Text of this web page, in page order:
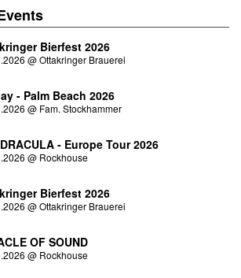
Bierfest 2026
@Ottakringer Brauerei
- Palm Beach 2026
@ Fam. Stockhammer
- Europe Tour 2026
@ Rockhouse
Bierfest 2026
@Ottakringer Brauerei
OF SOUND
@ Rockhouse